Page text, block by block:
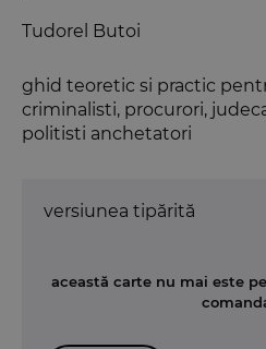
ghid teoretic si practic
criminalisti, procurori,
politisti anchetatori
Tudorel Butoi
versiunea tipărită
această carte nu mai este